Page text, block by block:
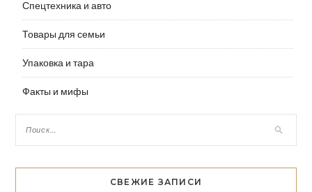
Спецтехника и авто
Товары для семьи
Упаковка и тара
Факты и мифы
СВЕЖИЕ ЗАПИСИ